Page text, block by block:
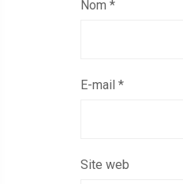
Nom *
E-mail *
Site web